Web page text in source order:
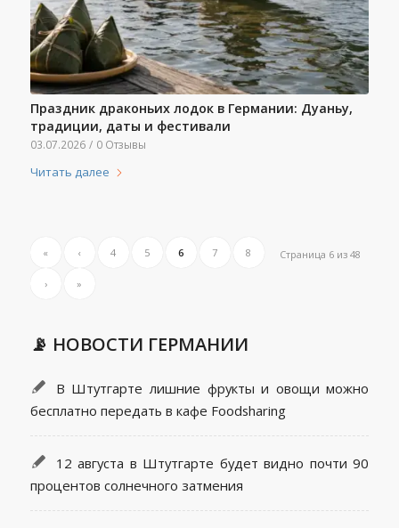
Праздник драконьих лодок в Германии: Дуаньу,
традиции, даты и фестивали
03.07.2026 / 0 Отзывы
Читать далее
Страница 6 из 48
« ‹ 4 5 6 7 8
› »
📡 НОВОСТИ ГЕРМАНИИ
В Штутгарте лишние фрукты и овощи можно
бесплатно передать в кафе Foodsharing
12 августа в Штутгарте будет видно почти 90
процентов солнечного затмения